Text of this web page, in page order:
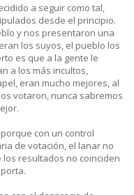
a seguir como tal,
desde el principio.
y nos presentaron una
los suyos, el pueblo los
es que a la gente le
a los más incultos,
eran mucho mejores, al
votaron, nunca sabremos
con un control
de votación, el lanar no
resultados no coinciden